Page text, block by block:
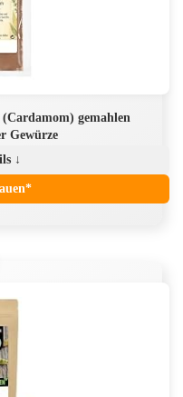
gemahlen
Gewürze
↓